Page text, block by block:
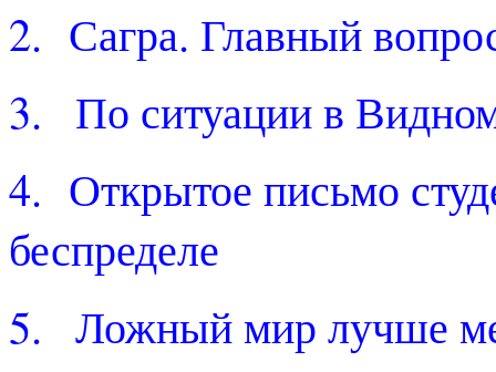
2. Сагра. Главный
3.
По ситуации в
4. Открытое письмо
беспределе
5. Ложный мир лучше